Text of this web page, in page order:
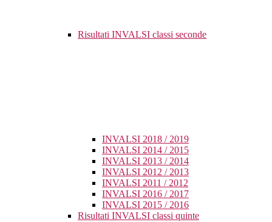
Risultati INVALSI classi seconde
INVALSI 2018 / 2019
INVALSI 2014 / 2015
INVALSI 2013 / 2014
INVALSI 2012 / 2013
INVALSI 2011 / 2012
INVALSI 2016 / 2017
INVALSI 2015 / 2016
Risultati INVALSI classi quinte